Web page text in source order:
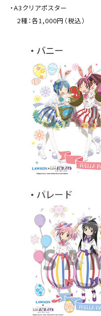
・A3クリアポスター
2種：各1,000円（税込）